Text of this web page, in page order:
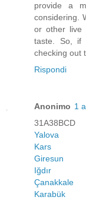
provide a
considering.
or other live
taste. So, if
checking out
Rispondi
Anonimo 1
31A38BCD
Yalova
Kars
Giresun
Iğdır
Çanakkale
Karabük